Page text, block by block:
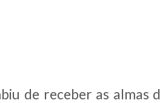
de receber as almas